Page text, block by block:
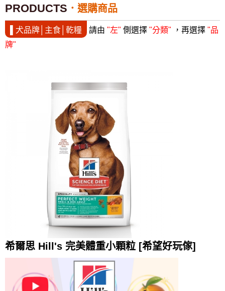
PRODUCTS 選購商品
▌犬品牌│主食│乾糧 請由 "左" 側選擇 "分類" ，再選擇 "品
牌"
希爾思 Hill's 完美體重小顆粒 [希望好玩傢]